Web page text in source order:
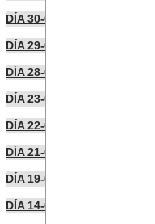
DÍA 30-01-2026
DÍA 29-01-2026
DÍA 28-01-2026
DÍA 23-01-2026
DÍA 22-01-2026
DÍA 21-01-2026
DÍA 19-01-2026
DÍA 14-01-2026